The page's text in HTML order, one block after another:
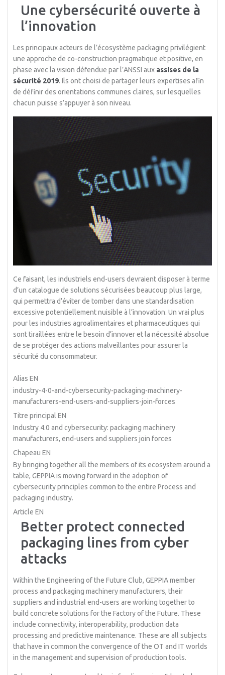
Une cybersécurité ouverte à
l’innovation
Les principaux acteurs de l’écosystème packaging privilégient
une approche de co-construction pragmatique et positive, en
phase avec la vision défendue par l’ANSSI aux assises de la
sécurité 2019. Ils ont choisi de partager leurs expertises afin
de définir des orientations communes claires, sur lesquelles
chacun puisse s’appuyer à son niveau.
Ce faisant, les industriels end-users devraient disposer à terme
d’un catalogue de solutions sécurisées beaucoup plus large,
qui permettra d’éviter de tomber dans une standardisation
excessive potentiellement nuisible à l’innovation. Un vrai plus
pour les industries agroalimentaires et pharmaceutiques qui
sont tiraillées entre le besoin d’innover et la nécessité absolue
de se protéger des actions malveillantes pour assurer la
sécurité du consommateur.
Alias EN
industry-4-0-and-cybersecurity-packaging-machinery-
manufacturers-end-users-and-suppliers-join-forces
Titre principal EN
Industry 4.0 and cybersecurity: packaging machinery
manufacturers, end-users and suppliers join forces
Chapeau EN
By bringing together all the members of its ecosystem around a
table, GEPPIA is moving forward in the adoption of
cybersecurity principles common to the entire Process and
packaging industry.
Article EN
Better protect connected
packaging lines from cyber
attacks
Within the Engineering of the Future Club, GEPPIA member
process and packaging machinery manufacturers, their
suppliers and industrial end-users are working together to
build concrete solutions for the Factory of the Future. These
include connectivity, interoperability, production data
processing and predictive maintenance. These are all subjects
that have in common the convergence of the OT and IT worlds
in the management and supervision of production tools.